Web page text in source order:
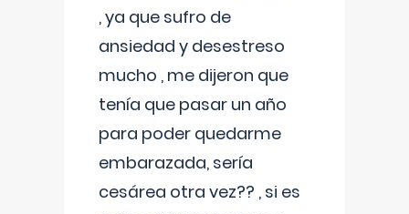
, ya que sufro de
ansiedad y desestreso
mucho , me dijeron que
tenía que pasar un año
para poder quedarme
embarazada, sería
cesárea otra vez?? , si es